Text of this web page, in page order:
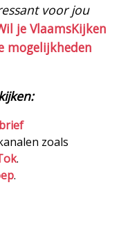
voor jou
je VlaamsKijken
mogelijkheden
zoals
.
.